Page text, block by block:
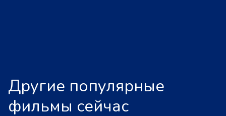
Другие популярные
фильмы сейчас